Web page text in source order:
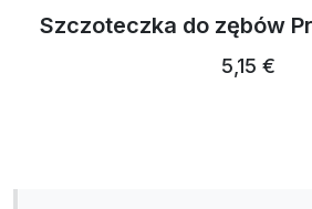
zmniejszasz zanieczyszczenie
Szczoteczka do zębów
5,15 €